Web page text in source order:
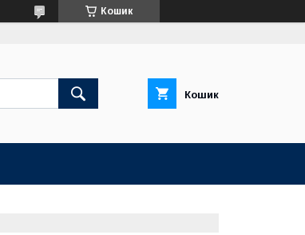
Кошик
Кошик